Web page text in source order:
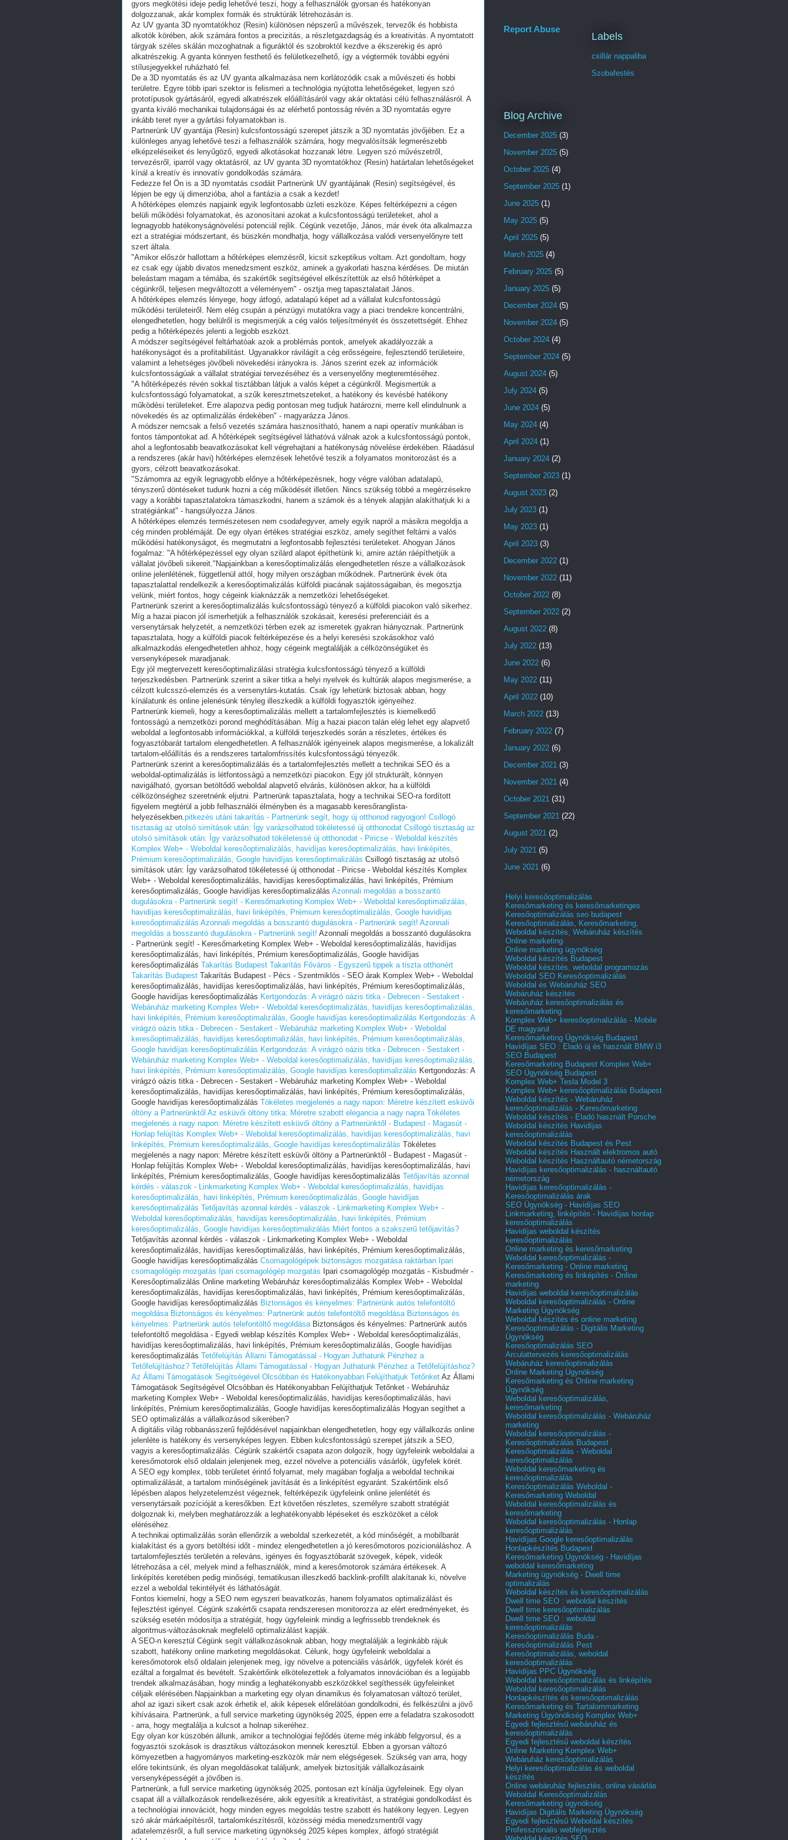
gyors megkötési ideje pedig lehetővé teszi, hogy a felhasználók gyorsan és hatékonyan
dolgozzanak, akár komplex formák és struktúrák létrehozásán is.
Az UV gyanta 3D nyomtatókhoz (Resin) különösen népszerű a művészek, tervezők és hobbista
alkotók körében, akik számára fontos a precizitás, a részletgazdagság és a kreativitás. A nyomtatott
tárgyak széles skálán mozoghatnak a figuráktól és szobroktól kezdve a ékszerekig és apró
alkatrészekig. A gyanta könnyen festhető és felületkezelhető, így a végtermék további egyéni
stílusjegyekkel ruházható fel.
De a 3D nyomtatás és az UV gyanta alkalmazása nem korlátozódik csak a művészeti és hobbi
területre. Egyre több ipari szektor is felismeri a technológia nyújtotta lehetőségeket, legyen szó
prototípusok gyártásáról, egyedi alkatrészek előállításáról vagy akár oktatási célú felhasználásról. A
gyanta kiváló mechanikai tulajdonságai és az elérhető pontosság révén a 3D nyomtatás egyre
inkább teret nyer a gyártási folyamatokban is.
Partnerünk UV gyantája (Resin) kulcsfontosságú szerepet játszik a 3D nyomtatás jövőjében. Ez a
különleges anyag lehetővé teszi a felhasználók számára, hogy megvalósítsák legmerészebb
elképzeléseiket és lenyűgöző, egyedi alkotásokat hozzanak létre. Legyen szó művészetről,
tervezésről, iparról vagy oktatásról, az UV gyanta 3D nyomtatókhoz (Resin) határtalan lehetőségeket
kínál a kreatív és innovatív gondolkodás számára.
Fedezze fel Ön is a 3D nyomtatás csodáit Partnerünk UV gyantájának (Resin) segítségével, és
lépjen be egy új dimenzióba, ahol a fantázia a csak a kezdet!
A hőtérképes elemzés napjaink egyik legfontosabb üzleti eszköze. Képes feltérképezni a cégen
belüli működési folyamatokat, és azonosítani azokat a kulcsfontosságú területeket, ahol a
legnagyobb hatékonyságnövelési potenciál rejlik. Cégünk vezetője, János, már évek óta alkalmazza
ezt a stratégiai módszertant, és büszkén mondhatja, hogy vállalkozása valódi versenyelőnyre tett
szert általa.
"Amikor először hallottam a hőtérképes elemzésről, kicsit szkeptikus voltam. Azt gondoltam, hogy
ez csak egy újabb divatos menedzsment eszköz, aminek a gyakorlati haszna kérdéses. De miután
beleástam magam a témába, és szakértők segítségével elkészítettük az első hőtérképet a
cégünkről, teljesen megváltozott a véleményem" - osztja meg tapasztalatait János.
A hőtérképes elemzés lényege, hogy átfogó, adatalapú képet ad a vállalat kulcsfontosságú
működési területeiről. Nem elég csupán a pénzügyi mutatókra vagy a piaci trendekre koncentrálni,
elengedhetetlen, hogy belülről is megismerjük a cég valós teljesítményét és összetettségét. Ehhez
pedig a hőtérképezés jelenti a legjobb eszközt.
A módszer segítségével feltárhatóak azok a problémás pontok, amelyek akadályozzák a
hatékonyságot és a profitabilitást. Ugyanakkor rávilágít a cég erősségeire, fejlesztendő területeire,
valamint a lehetséges jövőbeli növekedési irányokra is. János szerint ezek az információk
kulcsfontosságúak a vállalat stratégiai tervezéséhez és a versenyelőny megteremtéséhez.
"A hőtérképezés révén sokkal tisztábban látjuk a valós képet a cégünkről. Megismertük a
kulcsfontosságú folyamatokat, a szűk keresztmetszeteket, a hatékony és kevésbé hatékony
működési területeket. Erre alapozva pedig pontosan meg tudjuk határozni, merre kell elindulnunk a
növekedés és az optimalizálás érdekében" - magyarázza János.
A módszer nemcsak a felső vezetés számára hasznosítható, hanem a napi operatív munkában is
fontos támpontokat ad. A hőtérképek segítségével láthatóvá válnak azok a kulcsfontosságú pontok,
ahol a legfontosabb beavatkozásokat kell végrehajtani a hatékonyság növelése érdekében. Ráadásul
a rendszeres (akár havi) hőtérképes elemzések lehetővé teszik a folyamatos monitorozást és a
gyors, célzott beavatkozásokat.
"Számomra az egyik legnagyobb előnye a hőtérképezésnek, hogy végre valóban adatalapú,
tényszerű döntéseket tudunk hozni a cég működését illetően. Nincs szükség többé a megérzésekre
vagy a korábbi tapasztalatokra támaszkodni, hanem a számok és a tények alapján alakíthatjuk ki a
stratégiánkat" - hangsúlyozza János.
A hőtérképes elemzés természetesen nem csodafegyver, amely egyik napról a másikra megoldja a
cég minden problémáját. De egy olyan értékes stratégiai eszköz, amely segíthet feltárni a valós
működési hatékonyságot, és megmutatni a legfontosabb fejlesztési területeket. Ahogyan János
fogalmaz: "A hőtérképezéssel egy olyan szilárd alapot építhetünk ki, amire aztán ráépíthetjük a
vállalat jövőbeli sikereit."Napjainkban a keresőoptimalizálás elengedhetetlen része a vállalkozások
online jelenlétének, függetlenül attól, hogy milyen országban működnek. Partnerünk évek óta
tapasztalattal rendelkezik a keresőoptimalizálás külföldi piacának sajátosságaiban, és megosztja
velünk, miért fontos, hogy cégeink kiaknázzák a nemzetközi lehetőségeket.
Partnerünk szerint a keresőoptimalizálás kulcsfontosságú tényező a külföldi piacokon való sikerhez.
Míg a hazai piacon jól ismerhetjük a felhasználók szokásait, keresési preferenciáit és a
versenytársak helyzetét, a nemzetközi térben ezek az ismeretek gyakran hiányoznak. Partnerünk
tapasztalata, hogy a külföldi piacok feltérképezése és a helyi keresési szokásokhoz való
alkalmazkodás elengedhetetlen ahhoz, hogy cégeink megtalálják a célközönségüket és
versenyképesek maradjanak.
Egy jól megtervezett keresőoptimalizálási stratégia kulcsfontosságú tényező a külföldi
terjeszkedésben. Partnerünk szerint a siker titka a helyi nyelvek és kultúrák alapos megismerése, a
célzott kulcsszó-elemzés és a versenytárs-kutatás. Csak így lehetünk biztosak abban, hogy
kínálatunk és online jelenésünk tényleg illeszkedik a külföldi fogyasztók igényeihez.
Partnerünk kiemeli, hogy a keresőoptimalizálás mellett a tartalomfejlesztés is kiemelkedő
fontosságú a nemzetközi porond meghódításában. Míg a hazai piacon talán elég lehet egy alapvető
weboldal a legfontosabb információkkal, a külföldi terjeszkedés során a részletes, értékes és
fogyasztóbarát tartalom elengedhetetlen. A felhasználók igényeinek alapos megismerése, a lokalizált
tartalom-előállítás és a rendszeres tartalomfrissítés kulcsfontosságú tényezők.
Partnerünk szerint a keresőoptimalizálás és a tartalomfejlesztés mellett a technikai SEO és a
weboldal-optimalizálás is létfontosságú a nemzetközi piacokon. Egy jól strukturált, könnyen
navigálható, gyorsan betöltődő weboldal alapvető elvárás, különösen akkor, ha a külföldi
célközönséghez szeretnénk eljutni. Partnerünk tapasztalata, hogy a technikai SEO-ra fordított
figyelem megtérül a jobb felhasználói élményben és a magasabb keresőranglista-
helyezésekben.pitkezés utáni takarítás - Partnerünk segít, hogy új otthonod ragyogjon! Csillogó
tisztaság az utolsó simítások után: Így varázsolhatod tökéletessé új otthonodat Csillogó tisztaság az
utolsó simítások után: Így varázsolhatod tökéletessé új otthonodat - Piricse - Weboldal készítés
Komplex Web+ - Weboldal keresőoptimalizálás, havidíjas keresőoptimalizálás, havi linképítés,
Prémium keresőoptimalizálás, Google havidíjas keresőoptimalizálás Csillogó tisztaság az utolsó
simítások után: Így varázsolhatod tökéletessé új otthonodat - Piricse - Weboldal készítés Komplex
Web+ - Weboldal keresőoptimalizálás, havidíjas keresőoptimalizálás, havi linképítés, Prémium
keresőoptimalizálás, Google havidíjas keresőoptimalizálás Azonnali megoldás a bosszantó
dugulásokra - Partnerünk segít! - Keresőmarketing Komplex Web+ - Weboldal keresőoptimalizálás,
havidíjas keresőoptimalizálás, havi linképítés, Prémium keresőoptimalizálás, Google havidíjas
keresőoptimalizálás Azonnali megoldás a bosszantó dugulásokra - Partnerünk segít! Azonnali
megoldás a bosszantó dugulásokra - Partnerünk segít! Azonnali megoldás a bosszantó dugulásokra
- Partnerünk segít! - Keresőmarketing Komplex Web+ - Weboldal keresőoptimalizálás, havidíjas
keresőoptimalizálás, havi linképítés, Prémium keresőoptimalizálás, Google havidíjas
keresőoptimalizálás Takarítás Budapest Takarítás Főváros - Egyszerű tippek a tiszta otthonért
Takarítás Budapest Takarítás Budapest - Pécs - Szentmiklós - SEO árak Komplex Web+ - Weboldal
keresőoptimalizálás, havidíjas keresőoptimalizálás, havi linképítés, Prémium keresőoptimalizálás,
Google havidíjas keresőoptimalizálás Kertgondozás: A virágzó oázis titka - Debrecen - Sestakert -
Webáruház marketing Komplex Web+ - Weboldal keresőoptimalizálás, havidíjas keresőoptimalizálás,
havi linképítés, Prémium keresőoptimalizálás, Google havidíjas keresőoptimalizálás Kertgondozás: A
virágzó oázis titka - Debrecen - Sestakert - Webáruház marketing Komplex Web+ - Weboldal
keresőoptimalizálás, havidíjas keresőoptimalizálás, havi linképítés, Prémium keresőoptimalizálás,
Google havidíjas keresőoptimalizálás Kertgondozás: A virágzó oázis titka - Debrecen - Sestakert -
Webáruház marketing Komplex Web+ - Weboldal keresőoptimalizálás, havidíjas keresőoptimalizálás,
havi linképítés, Prémium keresőoptimalizálás, Google havidíjas keresőoptimalizálás Kertgondozás: A
virágzó oázis titka - Debrecen - Sestakert - Webáruház marketing Komplex Web+ - Weboldal
keresőoptimalizálás, havidíjas keresőoptimalizálás, havi linképítés, Prémium keresőoptimalizálás,
Google havidíjas keresőoptimalizálás Tökéletes megjelenés a nagy napon: Méretre készített esküvői
öltöny a Partnerünktől Az esküvői öltöny titka: Méretre szabott elegancia a nagy napra Tökéletes
megjelenés a nagy napon: Méretre készített esküvői öltöny a Partnerünktől - Budapest - Magasút -
Honlap felújítás Komplex Web+ - Weboldal keresőoptimalizálás, havidíjas keresőoptimalizálás, havi
linképítés, Prémium keresőoptimalizálás, Google havidíjas keresőoptimalizálás Tökéletes
megjelenés a nagy napon: Méretre készített esküvői öltöny a Partnerünktől - Budapest - Magasút -
Honlap felújítás Komplex Web+ - Weboldal keresőoptimalizálás, havidíjas keresőoptimalizálás, havi
linképítés, Prémium keresőoptimalizálás, Google havidíjas keresőoptimalizálás Tetőjavítás azonnal
kérdés - válaszok - Linkmarketing Komplex Web+ - Weboldal keresőoptimalizálás, havidíjas
keresőoptimalizálás, havi linképítés, Prémium keresőoptimalizálás, Google havidíjas
keresőoptimalizálás Tetőjavítás azonnal kérdés - válaszok - Linkmarketing Komplex Web+ -
Weboldal keresőoptimalizálás, havidíjas keresőoptimalizálás, havi linképítés, Prémium
keresőoptimalizálás, Google havidíjas keresőoptimalizálás Miért fontos a szakszerű tetőjavítás?
Tetőjavítás azonnal kérdés - válaszok - Linkmarketing Komplex Web+ - Weboldal
keresőoptimalizálás, havidíjas keresőoptimalizálás, havi linképítés, Prémium keresőoptimalizálás,
Google havidíjas keresőoptimalizálás Csomagológépek biztonságos mozgatása raktárban Ipari
csomagológép mozgatás Ipari csomagológép mozgatás Ipari csomagológép mozgatás - Kisbudmér -
Keresőoptimalizálás Online marketing Webáruház keresőoptimalizálás Komplex Web+ - Weboldal
keresőoptimalizálás, havidíjas keresőoptimalizálás, havi linképítés, Prémium keresőoptimalizálás,
Google havidíjas keresőoptimalizálás Biztonságos és kényelmes: Partnerünk autós telefontöltő
megoldása Biztonságos és kényelmes: Partnerünk autós telefontöltő megoldása Biztonságos és
kényelmes: Partnerünk autós telefontöltő megoldásaBiztonságos és kényelmes: Partnerünk autós
telefontöltő megoldása - Egyedi weblap készítés Komplex Web+ - Weboldal keresőoptimalizálás,
havidíjas keresőoptimalizálás, havi linképítés, Prémium keresőoptimalizálás, Google havidíjas
keresőoptimalizálás Tetőfelújítás Állami Támogatással - Hogyan Juthatunk Pénzhez a
Tetőfelújításhoz? Tetőfelújítás Állami Támogatással - Hogyan Juthatunk Pénzhez a Tetőfelújításhoz?
Az Állami Támogatások Segítségével Olcsóbban és Hatékonyabban Felújíthatjuk Tetőnket Az Állami
Támogatások Segítségével Olcsóbban és Hatékonyabban Felújíthatjuk Tetőnket - Webáruház
marketing Komplex Web+ - Weboldal keresőoptimalizálás, havidíjas keresőoptimalizálás, havi
linképítés, Prémium keresőoptimalizálás, Google havidíjas keresőoptimalizálás Hogyan segíthet a
SEO optimalizálás a vállalkozásod sikerében?
A digitális világ robbanásszerű fejlődésével napjainkban elengedhetetlen, hogy egy vállalkozás online
jelenléte is hatékony és versenyképes legyen. Ebben kulcsfontosságú szerepet játszik a SEO,
vagyis a keresőoptimalizálás. Cégünk szakértői csapata azon dolgozik, hogy ügyfeleink weboldalai a
keresőmotorok első oldalain jelenjenek meg, ezzel növelve a potenciális vásárlók, ügyfelek körét.
A SEO egy komplex, több területet érintő folyamat, mely magában foglalja a weboldal technikai
optimalizálását, a tartalom minőségének javítását és a linképítést egyaránt. Szakértőink első
lépésben alapos helyzetelemzést végeznek, feltérképezik ügyfeleink online jelenlétét és
versenytársaik pozícióját a keresőkben. Ezt követően részletes, személyre szabott stratégiát
dolgoznak ki, melyben meghatározzák a leghatékonyabb lépéseket és eszközöket a célok
eléréséhez.
A technikai optimalizálás során ellenőrzik a weboldal szerkezetét, a kód minőségét, a mobilbarát
kialakítást és a gyors betöltési időt - mindez elengedhetetlen a jó keresőmotoros pozicionáláshoz. A
tartalomfejlesztés területén a releváns, igényes és fogyasztóbarát szövegek, képek, videók
létrehozása a cél, melyek mind a felhasználók, mind a keresőmotorok számára értékesek. A
linképítés keretében pedig minőségi, tematikusan illeszkedő backlink-profillt alakítanak ki, növelve
ezzel a weboldal tekintélyét és láthatóságát.
Fontos kiemelni, hogy a SEO nem egyszeri beavatkozás, hanem folyamatos optimalizálást és
fejlesztést igényel. Cégünk szakértői csapata rendszeresen monitorozza az elért eredményeket, és
szükség esetén módosítja a stratégiát, hogy ügyfeleink mindig a legfrissebb trendeknek és
algoritmus-változásoknak megfelelő optimalizálást kapják.
A SEO-n keresztül Cégünk segít vállalkozásoknak abban, hogy megtalálják a leginkább rájuk
szabott, hatékony online marketing megoldásokat. Célunk, hogy ügyfeleink weboldalai a
keresőmotorok első oldalain jelenjenek meg, így növelve a potenciális vásárlók, ügyfelek körét és
ezáltal a forgalmat és bevételt. Szakértőink elkötelezettek a folyamatos innovációban és a legújabb
trendek alkalmazásában, hogy mindig a leghatékonyabb eszközökkel segíthessék ügyfeleinket
céljaik elérésében.Napjainkban a marketing egy olyan dinamikus és folyamatosan változó terület,
ahol az igazi sikert csak azok érhetik el, akik képesek előrelátóan gondolkodni, és felkészülni a jövő
kihívásaira. Partnerünk, a full service marketing ügynökség 2025, éppen erre a feladatra szakosodott
- arra, hogy megtalálja a kulcsot a holnap sikeréhez.
Egy olyan kor küszöbén állunk, amikor a technológiai fejlődés üteme még inkább felgyorsul, és a
fogyasztói szokások is drasztikus változásokon mennek keresztül. Ebben a gyorsan változó
környezetben a hagyományos marketing-eszközök már nem elégségesek. Szükség van arra, hogy
előre tekintsünk, és olyan megoldásokat találjunk, amelyek biztosítják vállalkozásaink
versenyképességét a jövőben is.
Partnerünk, a full service marketing ügynökség 2025, pontosan ezt kínálja ügyfeleinek. Egy olyan
csapat áll a vállalkozások rendelkezésére, akik egyesítik a kreativitást, a stratégiai gondolkodást és
a technológiai innovációt, hogy minden egyes megoldás testre szabott és hatékony legyen. Legyen
szó akár márkaépítésről, tartalomkészítésről, közösségi média menedzsmentről vagy
adatelemzésről, a full service marketing ügynökség 2025 képes komplex, átfogó stratégiát
Report Abuse
Labels
csillár nappaliba
Szobafestés
Blog Archive
December 2025 (3)
November 2025 (5)
October 2025 (4)
September 2025 (1)
June 2025 (1)
May 2025 (5)
April 2025 (5)
March 2025 (4)
February 2025 (5)
January 2025 (5)
December 2024 (5)
November 2024 (5)
October 2024 (4)
September 2024 (5)
August 2024 (5)
July 2024 (5)
June 2024 (5)
May 2024 (4)
April 2024 (1)
January 2024 (2)
September 2023 (1)
August 2023 (2)
July 2023 (1)
May 2023 (1)
April 2023 (3)
December 2022 (1)
November 2022 (11)
October 2022 (8)
September 2022 (2)
August 2022 (8)
July 2022 (13)
June 2022 (6)
May 2022 (11)
April 2022 (10)
March 2022 (13)
February 2022 (7)
January 2022 (6)
December 2021 (3)
November 2021 (4)
October 2021 (31)
September 2021 (22)
August 2021 (2)
July 2021 (5)
June 2021 (6)
Helyi keresőoptimalizálás
Keresőmarketing és keresőmarketinges
Keresőoptimalizálás seo budapest
Keresőoptimalizálás, Keresőmarketing,
Weboldal készítés, Webáruház készítés
Online marketing
Online marketing ügynökség
Weboldal készítés Budapest
Weboldal készítés, weboldal programozás
Weboldal SEO Keresőoptimalizálás
Weboldal és Webáruház SEO
Webáruház készítés
Webáruház keresőoptimalizálás és
keresőmarketing
Komplex Web+ keresőoptimalizálás - Mobile
DE magyarul
Keresőmarketing Ügynökség Budapest
Havidíjas SEO : Eladó új és használt BMW i3
SEO Budapest
Keresőmarketing Budapest Komplex Web+
SEO Ügynökség Budapest
Komplex Web+ Tesla Model 3
Komplex Web+ keresőoptimalizálás Budapest
Weboldal készítés - Webáruház
keresőoptimalizálás - Keresőmarketing
Weboldal készítés - Eladó használt Porsche
Weboldal készítés Havidíjas
keresőoptimalizálás
Weboldal készítés Budapest és Pest
Weboldal készítés Használt elektromos autó
Weboldal készítés Használtautó németország
Havidíjas keresőoptimalizálás - használtautó
németország
Havidíjas keresőoptimalizálás -
Keresőoptimalizálás árak
SEO Ügynökség - Havidíjas SEO
Linkmarketing, linképítés - Havidíjas honlap
keresőoptimalizálás
Havidíjas weboldal készítés
keresőoptimalizálás
Online marketing és keresőmarketing
Weboldal keresőoptimalizálás -
Keresőmarketing - Online marketing
Keresőmarketing és linképítés - Online
marketing
Havidíjas weboldal keresőoptimalizálás
Weboldal keresőoptimalizálás - Online
Marketing Ügynökség
Weboldal készítés és online marketing
Keresőoptimalizálás - Digitális Marketing
Ügynökség
Keresőoptimalizálás SEO
Arculattervezés keresőoptimalizálás
Webáruház keresőoptimalizálás
Online Marketing Ügynökség
Keresőmarketing és Online marketing
Ügynökség
Weboldal keresőoptimalizálás,
keresőmarketing
Weboldal keresőoptimalizálás - Webáruház
marketing
Weboldal keresőoptimalizálás -
Keresőoptimalizálás Budapest
Keresőoptimalizálás - Weboldal
keresőoptimalizálás
Weboldal keresőmarketing és
keresőoptimalizálás
Keresőoptimalizálás Weboldal -
Keresőmarketing Weboldal
Weboldal keresőoptimalizálás és
keresőmarketing
Weboldal keresőoptimalizálás - Honlap
keresőoptimalizálás
Havidíjas Google keresőoptimalizálás
Honlapkészítés Budapest
Keresőmarketing Ügynökség - Havidíjas
weboldal keresőmarketing
Marketing ügynökség - Dwell time
optimalizálás
Weboldal készítés és keresőoptimalizálás
Dwell time SEO : weboldal készítés
Dwell time keresőoptimalizálás
Dwell time SEO : weboldal
keresőoptimalizálás
Keresőoptimalizálás Buda -
Keresőoptimalizálás Pest
Keresőoptimalizálás, weboldal
keresőoptimalizálás
Havidíjas PPC Ügynökség
Weboldal keresőoptimalizálás és linképítés
Weboldal keresőoptimalizálás
Honlapkészítés és keresőoptimalizálás
Keresőmarketing és Tartalommarketing
Marketing Ügyönökség Komplex Web+
Egyedi fejlesztésű webáruház és
keresőoptimalizálás
Egyedi fejlesztésű weboldal készítés
Online Marketing Komplex Web+
Webáruház keresőoptimalizálás
Helyi keresőoptimalizálás és weboldal
készítés
Online webáruház fejlesztés, online vásárlás
Weboldal Keresőoptimalizálás
Keresőmarketing ügynökség
Havidíjas Digitális Marketing Ügynökség
Egyedi fejlesztésű Weboldal készítés
Professzionális webfejlesztés
Weboldal készítés SEO